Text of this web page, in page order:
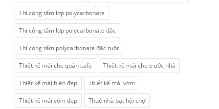
Thi công tấm lợp polycarbonate
Thi công tấm lợp polycarbonate đặc
Thi công tấm polycarbonate đặc ruột
Thiết kế mái che quán cafe Thiết kế mái che trước nhà
Thiết kế mái hiên đẹp Thiết kế mái vòm
Thiết kế mái vòm đẹp Thuê nhà bạt hội chợ